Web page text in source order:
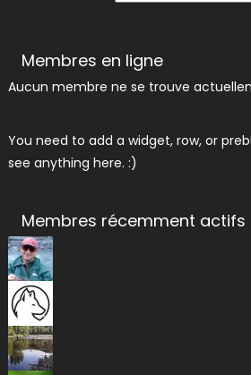
Membres en ligne
Aucun membre ne se trouve
You need to add a widget, row, or
see anything here. :)
Membres récemment actifs